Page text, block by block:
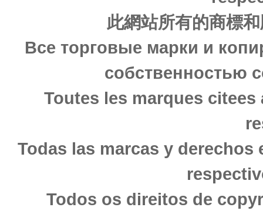
此網站所有的商標
Все торговые марки и
собственностью
Toutes les marques
Todas las marcas y
Todos os direitos de